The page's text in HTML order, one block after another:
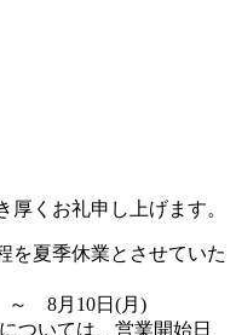
くお礼申し上げます。
を夏季休業とさせていた
～ 8月10日(月)
ついては、営業開始日